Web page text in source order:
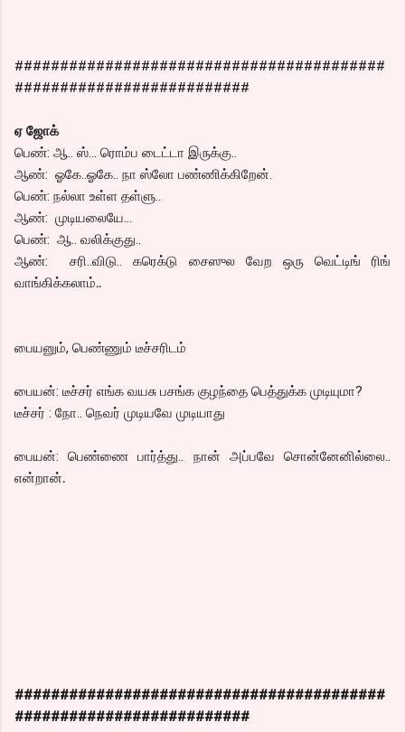
#########################################
##########################
ஏ ஜோக்
பெண்: ஆ.. ஸ்… ரொம்ப டைட்டா இருக்கு..
ஆண்: ஓகே..ஓகே.. நா ஸ்லோ பண்ணிக்கிறேன்.
பெண்: நல்லா உள்ள தள்ளு..
ஆண்: முடியலையே…
பெண்: ஆ.. வலிக்குது..
ஆண்: சரி..விடு.. கரெக்டு சைஸுல வேற ஒரு வெட்டிங் ரிங்
வாங்கிக்கலாம்..
பையனும், பெண்ணும் டீச்சரிடம்
பையன்: டீச்சர் எங்க வயசு பசங்க குழந்தை பெத்துக்க முடியுமா?
டீச்சர் : நோ.. நெவர் முடியவே முடியாது
பையன்: பெண்ணை பார்த்து.. நான் அப்பவே சொன்னேனில்லை..
என்றான்.
#########################################
##########################